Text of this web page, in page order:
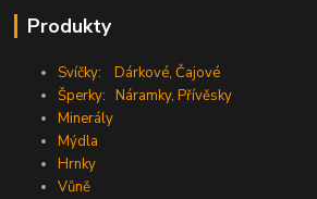
Produkty
Svíčky: Dárkové,Čajové
Šperky: Náramky,Přívěsky
Minerály
Mýdla
Hrnky
Vůně